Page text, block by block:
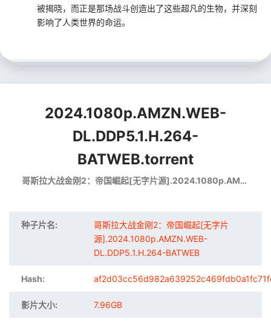
被揭晓，而正是那场战斗创造出了这些超凡的生物，并深刻
影响了人类世界的命运。
2024.1080p.AMZN.WEB-
DL.DDP5.1.H.264-
BATWEB.torrent
哥斯拉大战金刚2：帝国崛起[无字片源].2024.1080p.AMZN.WEB-DL.DDP5.1.H.264-BATWEB
种子片名:
哥斯拉大战金刚2：帝国崛起[无字片
源].2024.1080p.AMZN.WEB-
DL.DDP5.1.H.264-BATWEB
Hash:
影片大小: 7.96GB